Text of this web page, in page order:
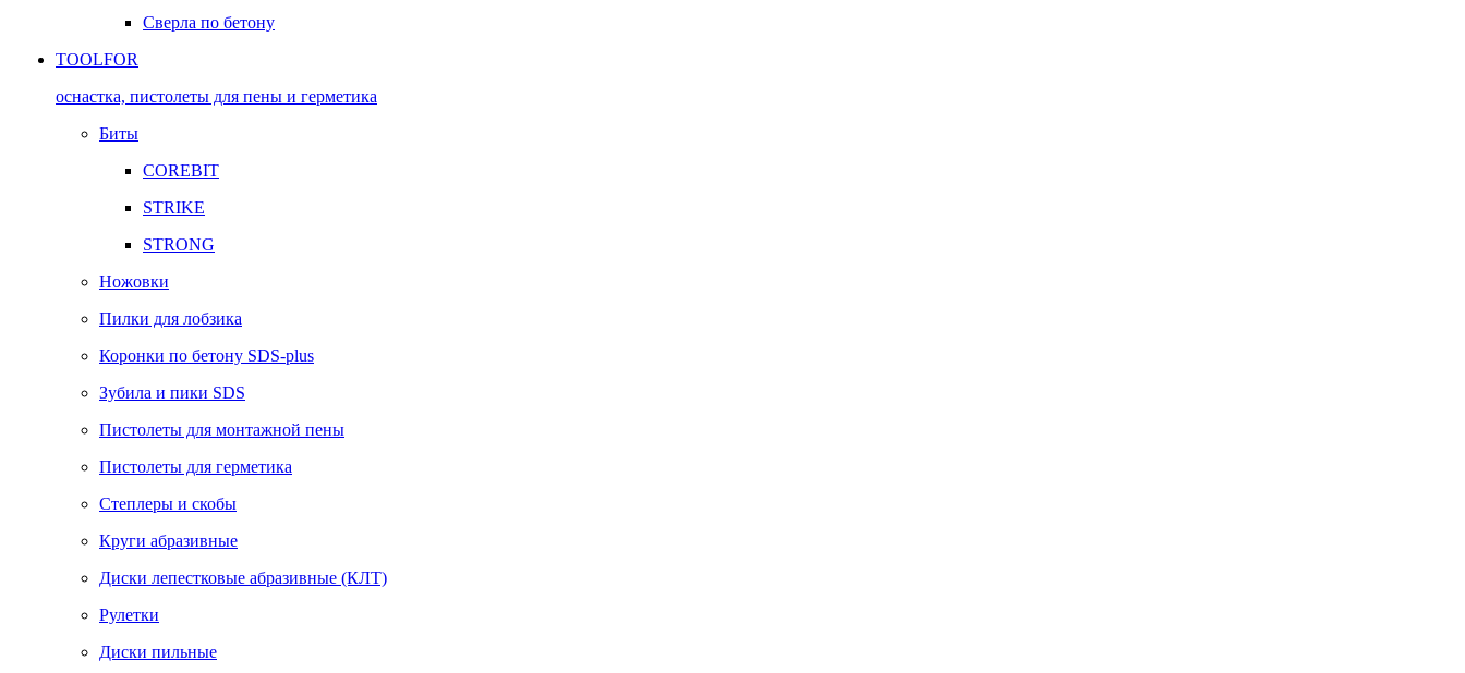
Сверла по бетону
TOOLFOR
оснастка, пистолеты для пены и герметика
Биты
COREBIT
STRIKE
STRONG
Ножовки
Пилки для лобзика
Коронки по бетону SDS-plus
Зубила и пики SDS
Пистолеты для монтажной пены
Пистолеты для герметика
Степлеры и скобы
Круги абразивные
Диски лепестковые абразивные (КЛТ)
Рулетки
Диски пильные